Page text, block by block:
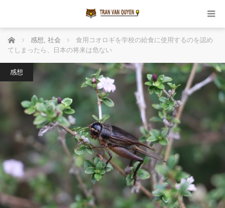
ホーム 感想, 社会
食用コオロギを学校の給食に使用するのを認め
てしまったら、日本の将来は危ない
感想